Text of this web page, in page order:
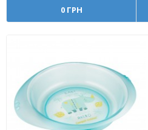
0 ГРН